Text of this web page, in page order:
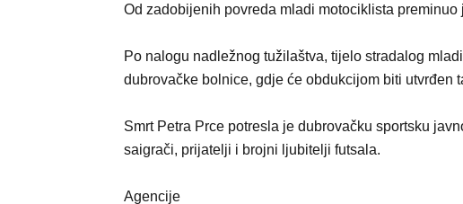
Od zadobijenih povreda mladi motociklista preminuo
Po nalogu nadležnog tužilaštva, tijelo stradalog
dubrovačke bolnice, gdje će obdukcijom biti utvrđen
Smrt Petra Prce potresla je dubrovačku sportsku
saigrači, prijatelji i brojni ljubitelji futsala.
Agencije